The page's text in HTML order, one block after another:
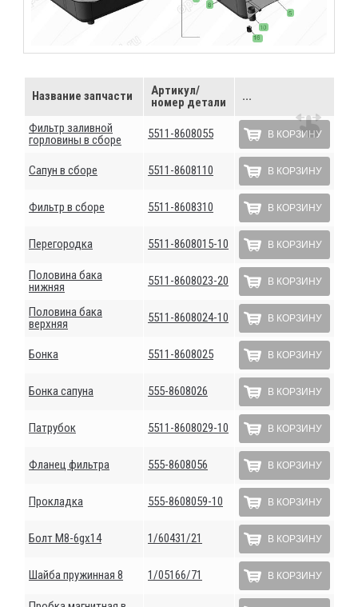
Название запчасти
Артикул/
номер детали
...
Фильтр заливной
горловины в сборе
5511-8608055 В КОРЗИНУ
Сапун в сборе 5511-8608110 В КОРЗИНУ
Фильтр в сборе 5511-8608310 В КОРЗИНУ
Перегородка 5511-8608015-10 В КОРЗИНУ
Половина бака
нижняя
5511-8608023-20 В КОРЗИНУ
Половина бака
верхняя
5511-8608024-10 В КОРЗИНУ
Бонка 5511-8608025 В КОРЗИНУ
Бонка сапуна 555-8608026 В КОРЗИНУ
Патрубок 5511-8608029-10 В КОРЗИНУ
Фланец фильтра 555-8608056 В КОРЗИНУ
Прокладка 555-8608059-10 В КОРЗИНУ
Болт М8-6gх14 1/60431/21 В КОРЗИНУ
Шайба пружинная 8 1/05166/71 В КОРЗИНУ